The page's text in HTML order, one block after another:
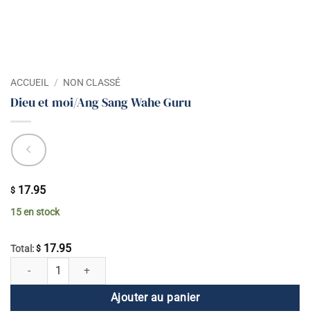
ACCUEIL / NON CLASSÉ
Dieu et moi/Ang Sang Wahe Guru
$ 17.95
15 en stock
Total: $ 17.95
quantité de Dieu et moi/Ang Sang Wahe Guru
Ajouter au panier